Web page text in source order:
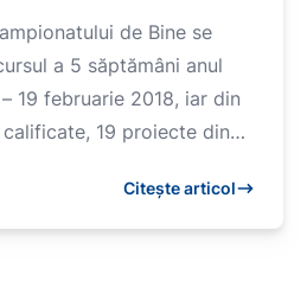
de Bine se
a 5 săptămâni anul
19 februarie 2018, iar din
19 proiecte din
Citește articol